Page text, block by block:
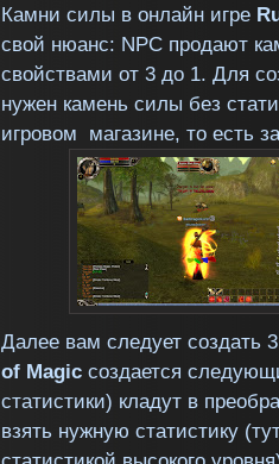
Камни силы в онлайн игре
свой нюанс: NPC продают
свойствами от 3 до 1. Для
нужен камень силы без
игровом магазине, то есть
Далее вам следует создать
of Magic создается
статистики) кладут в
взять нужную статистику